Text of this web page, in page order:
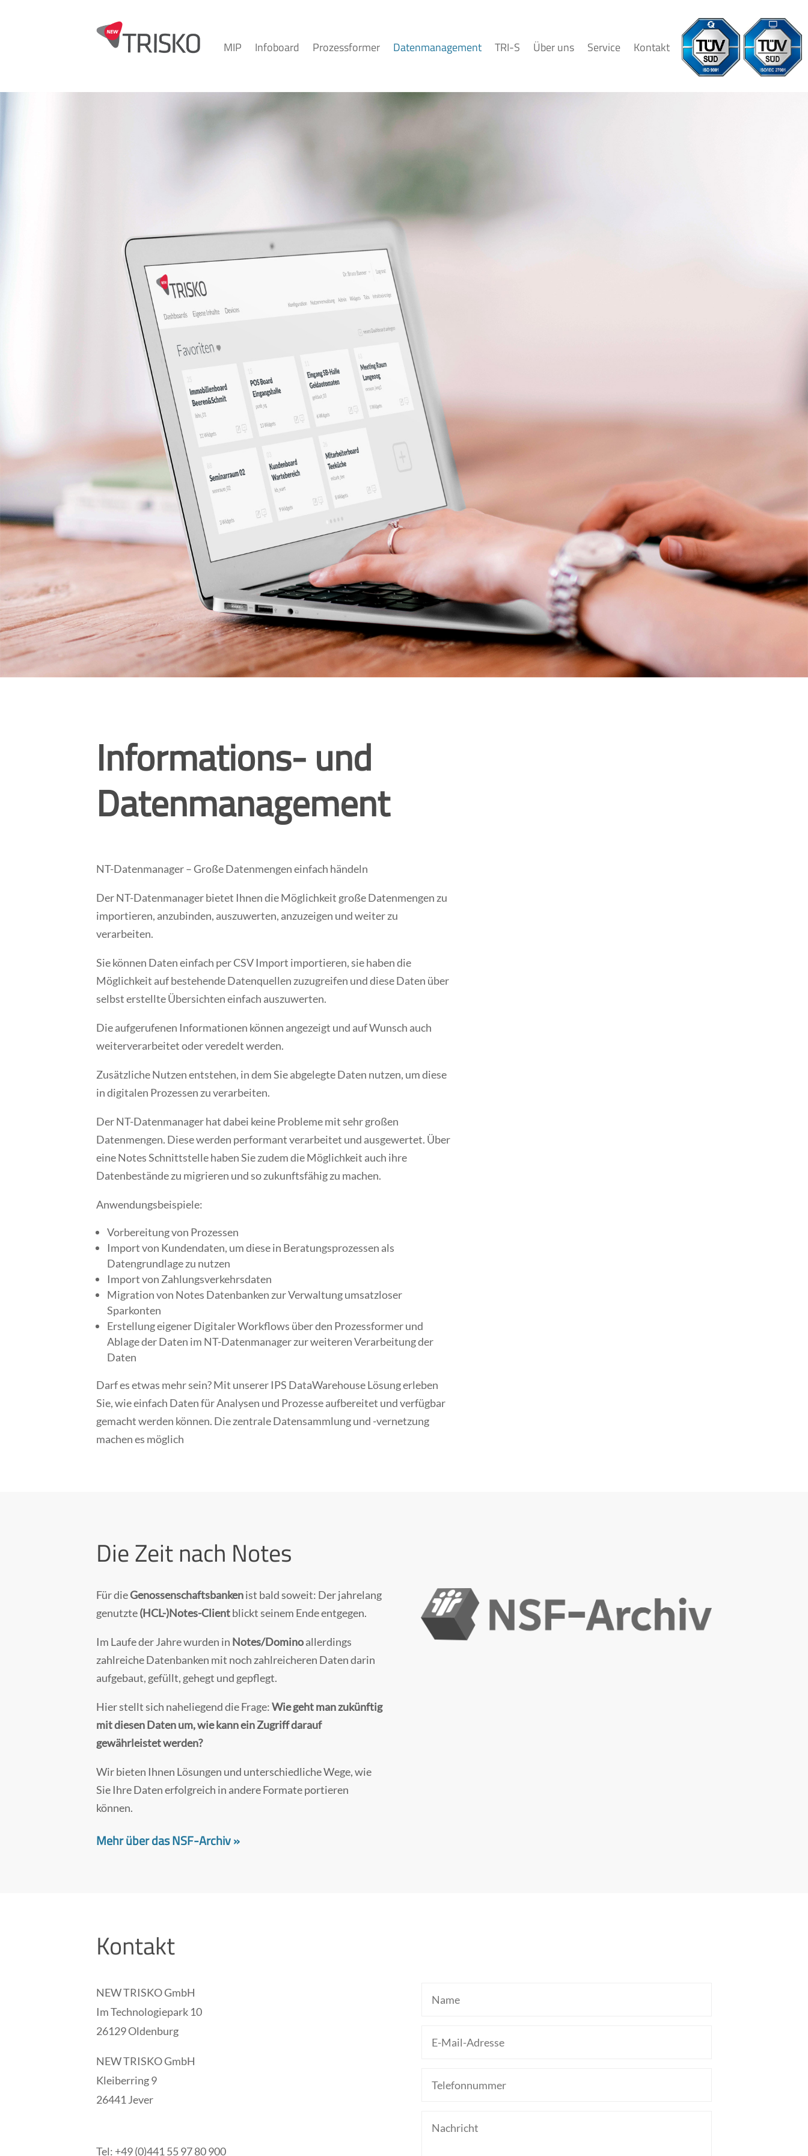
MIP Infoboard Prozessformer Datenmanagement TRI-S Über uns Service Kontakt
Informations- und
Datenmanagement
NT-Datenmanager – Große Datenmengen einfach händeln
Der NT-Datenmanager bietet Ihnen die Möglichkeit große Datenmengen zu
importieren, anzubinden, auszuwerten, anzuzeigen und weiter zu
verarbeiten.
Sie können Daten einfach per CSV Import importieren, sie haben die
Möglichkeit auf bestehende Datenquellen zuzugreifen und diese Daten über
selbst erstellte Übersichten einfach auszuwerten.
Die aufgerufenen Informationen können angezeigt und auf Wunsch auch
weiterverarbeitet oder veredelt werden.
Zusätzliche Nutzen entstehen, in dem Sie abgelegte Daten nutzen, um diese
in digitalen Prozessen zu verarbeiten.
Der NT-Datenmanager hat dabei keine Probleme mit sehr großen
Datenmengen. Diese werden performant verarbeitet und ausgewertet. Über
eine Notes Schnittstelle haben Sie zudem die Möglichkeit auch ihre
Datenbestände zu migrieren und so zukunftsfähig zu machen.
Anwendungsbeispiele:
Vorbereitung von Prozessen
Import von Kundendaten, um diese in Beratungsprozessen als
Datengrundlage zu nutzen
Import von Zahlungsverkehrsdaten
Migration von Notes Datenbanken zur Verwaltung umsatzloser
Sparkonten
Erstellung eigener Digitaler Workflows über den Prozessformer und
Ablage der Daten im NT-Datenmanager zur weiteren Verarbeitung der
Daten
Darf es etwas mehr sein? Mit unserer IPS DataWarehouse Lösungerleben
Sie, wie einfach Daten für Analysen und Prozesse aufbereitet und verfügbar
gemacht werden können. Die zentrale Datensammlung und -vernetzung
machen es möglich
Die Zeit nach Notes
Für dieGenossenschaftsbankenist bald soweit: Der jahrelang
genutzte(HCL-)Notes-Clientblickt seinem Ende entgegen.
Im Laufe der Jahre wurden in Notes/Dominoallerdings
zahlreiche Datenbanken mit noch zahlreicheren Daten darin
aufgebaut, gefüllt, gehegt und gepflegt.
Hier stellt sich naheliegend die Frage:Wie geht man zukünftig
mit diesen Daten um, wie kann ein Zugriff darauf
gewährleistet werden?
Wir bieten Ihnen Lösungen und unterschiedliche Wege, wie
Sie Ihre Daten erfolgreich in andere Formate portieren
können.
Mehr über das NSF-Archiv »
Kontakt
NEW TRISKO GmbH
Im Technologiepark 10
26129 Oldenburg
NEW TRISKO GmbH
Kleiberring 9
26441 Jever
Tel: +49 (0)441 55 97 80 900